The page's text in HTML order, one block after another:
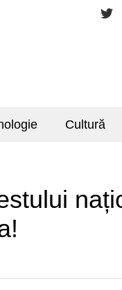
Cultură